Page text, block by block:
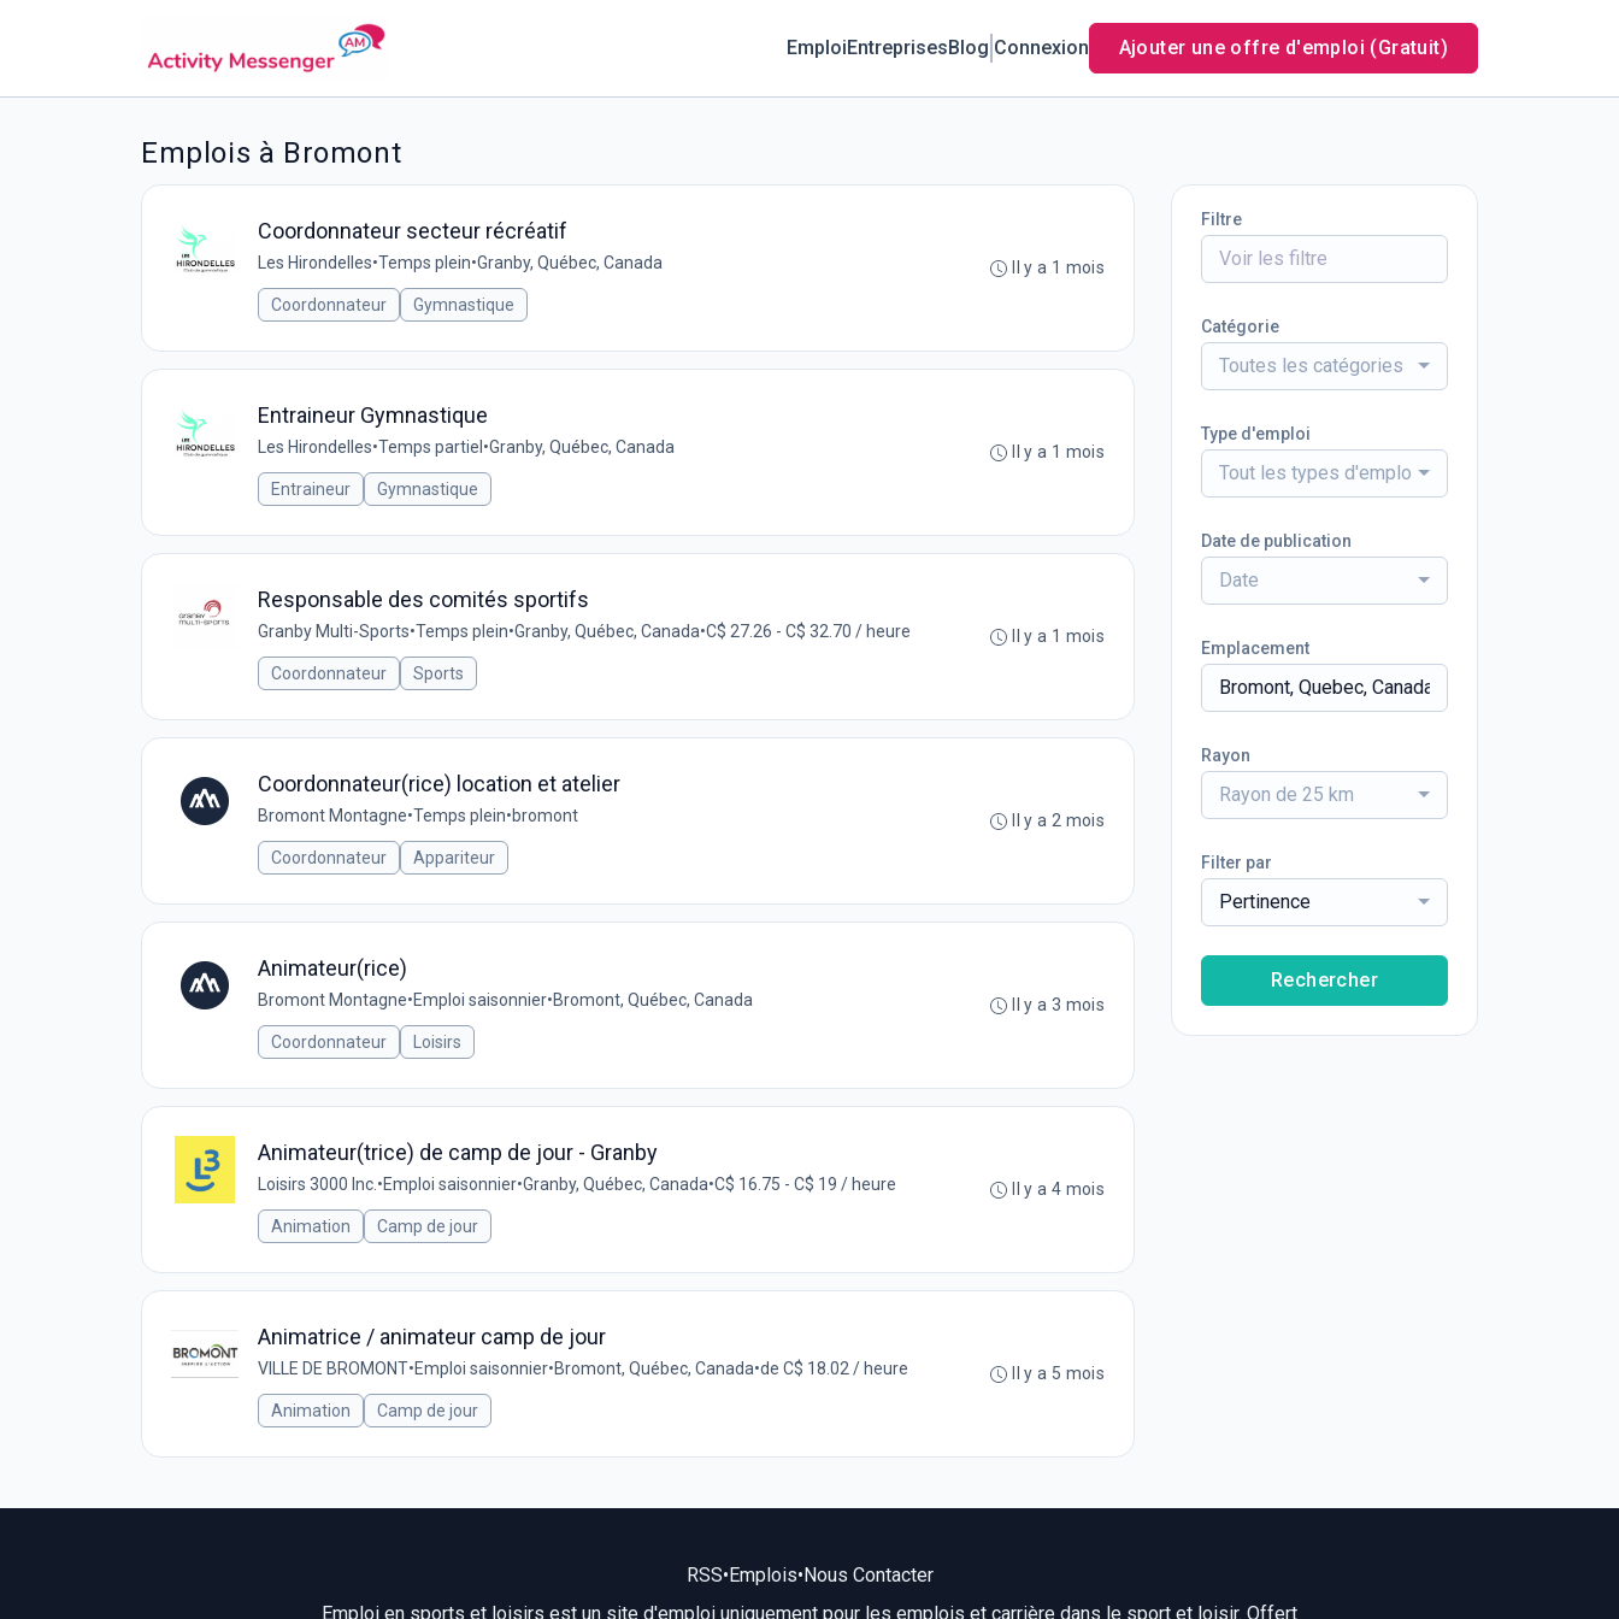
EmploiEntreprisesBlog Connexion Ajouter une offre d'emploi (Gratuit)
Emplois à Bromont
Coordonnateur secteur récréatif
Les Hirondelles•Temps plein•Granby, Québec, Canada
Coordonnateur Gymnastique
Il y a 1 mois
Entraineur Gymnastique
Les Hirondelles•Temps partiel •Granby, Québec, Canada
Entraineur Gymnastique
Il y a 1 mois
Responsable des comités sportifs
Granby Multi-Sports•Temps plein•Granby, Québec, Canada•C$ 27.26 - C$ 32.70 / heure
Coordonnateur Sports
Il y a 1 mois
Coordonnateur(rice) location et atelier
Bromont Montagne•Temps plein•bromont
Coordonnateur Appariteur
Il y a 2 mois
Animateur(rice)
Bromont Montagne•Emploi saisonnier•Bromont, Québec, Canada
Coordonnateur Loisirs
Il y a 3 mois
Animateur(trice) de camp de jour - Granby
Loisirs 3000 Inc. •Emploi saisonnier•Granby, Québec, Canada•C$ 16.75 - C$ 19 / heure
Animation Camp de jour
Il y a 4 mois
Animatrice / animateur camp de jour
VILLE DE BROMONT•Emploi saisonnier•Bromont, Québec, Canada•de C$ 18.02 / heure
Animation Camp de jour
Il y a 5 mois
Filtre
Catégorie
Toutes les catégories
Type d'emploi
Tout les types d'emploi
Date de publication
Date
Emplacement
Rayon
Rayon de 25 km
Filter par
Pertinence
Rechercher
RSS•Emplois•Nous Contacter
Emploi en sports et loisirs est un site d'emploi uniquement pour les emplois et carrière dans le sport et loisir. Offert